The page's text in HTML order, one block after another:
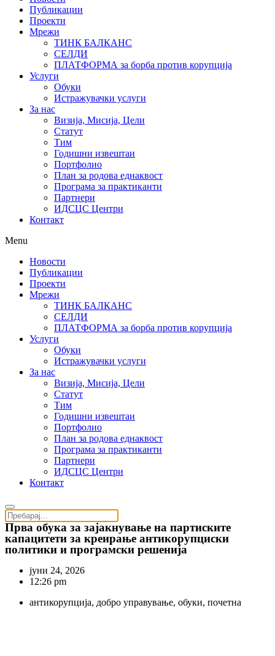
Публикации
Проекти
Мрежи
ТИНК БАЛКАНС
СЕЛДИ
ПЛАТФОРМА за борба против корупција
Услуги
Обуки
Истражувачки услуги
За нас
Визија, Мисија, Цели
Статут
Тим
Годишни извештаи
Портфолио
План за родова еднаквост
Програма за практиканти
Партнери
ИДСЦС Центри
Контакт
Menu
Новости
Публикации
Проекти
Мрежи
ТИНК БАЛКАНС
СЕЛДИ
ПЛАТФОРМА за борба против корупција
Услуги
Обуки
Истражувачки услуги
За нас
Визија, Мисија, Цели
Статут
Тим
Годишни извештаи
Портфолио
План за родова еднаквост
Програма за практиканти
Партнери
ИДСЦС Центри
Контакт
Прва обука за зајакнување на партиските
капацитети за креирање антикорупциски
политики и програмски решенија
јуни 24, 2026
12:26 pm
антикорупција, добро управување, обуки, почетна